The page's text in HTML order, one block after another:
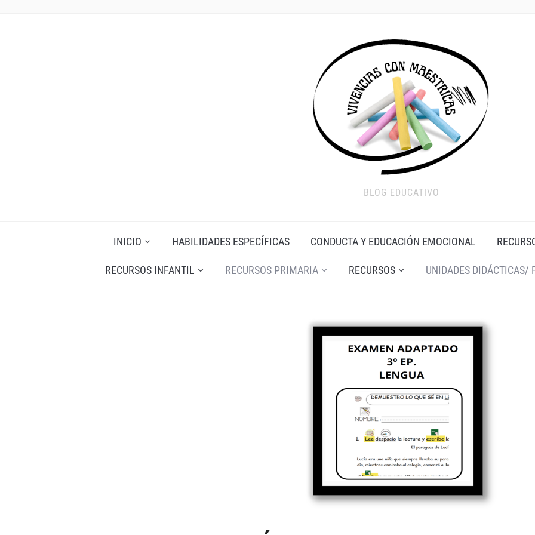
BLOG EDUCATIVO
INICIO HABILIDADES ESPECÍFICAS CONDUCTA Y EDUCACIÓN EMOCIONAL
RECURSOS INFANTIL RECURSOS PRIMARIA RECURSOS UNIDADES DIDÁCTICAS/